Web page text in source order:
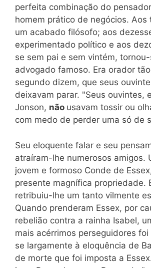
perfeita combinação do
homem prático de negócios. Aos
um acabado filósofo; aos
experimentado político e aos
se sem pai e sem vintém,
advogado famoso. Era orador
segundo dizem, que seus
deixavam parar. "Seus ouvintes,
Jonson, não usavam tossir ou
com medo de perder uma só de
Seu eloquente falar e seu
atraíram-lhe numerosos amigos.
jovem e formoso Conde de
presente magnífica propriedade.
retribuiu-lhe um tanto vilmente
Quando prenderam Essex, por
rebelião contra a rainha Isabel,
mais acérrimos perseguidores foi
se largamente à eloquência de
de morte que foi imposta a